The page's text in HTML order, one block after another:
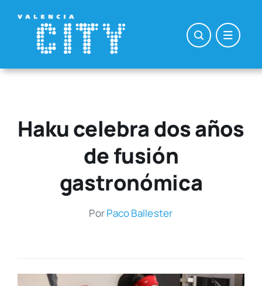
contenido
Haku celebra dos años
de fusión
gastronómica
PorPaco Balles­ter